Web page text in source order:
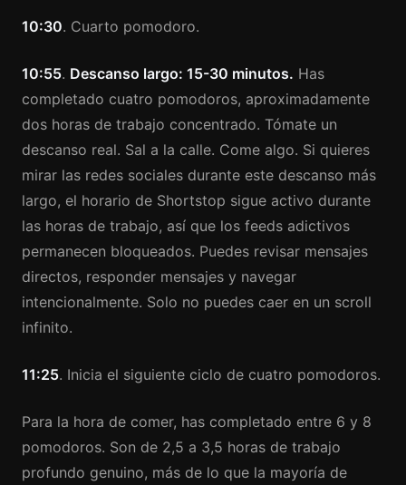
10:30. Cuarto pomodoro.
10:55. Descanso largo: 15-30 minutos. Has
completado cuatro pomodoros, aproximadamente
dos horas de trabajo concentrado. Tómate un
descanso real. Sal a la calle. Come algo. Si quieres
mirar las redes sociales durante este descanso más
largo, el horario de Shortstop sigue activo durante
las horas de trabajo, así que los feeds adictivos
permanecen bloqueados. Puedes revisar mensajes
directos, responder mensajes y navegar
intencionalmente. Solo no puedes caer en un scroll
infinito.
11:25. Inicia el siguiente ciclo de cuatro pomodoros.
Para la hora de comer, has completado entre 6 y 8
pomodoros. Son de 2,5 a 3,5 horas de trabajo
profundo genuino, más de lo que la mayoría de